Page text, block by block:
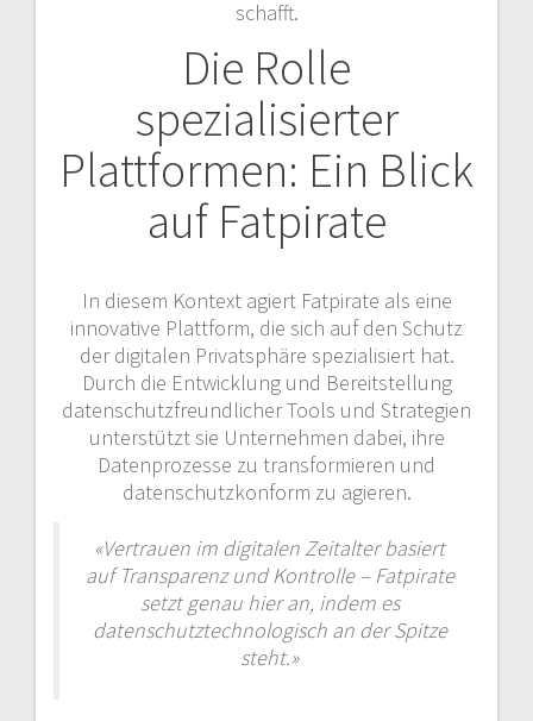
schafft.
Die Rolle
spezialisierter
Plattformen: Ein Blick
auf Fatpirate
In diesem Kontext agiert Fatpirate als eine
innovative Plattform, die sich auf den Schutz
der digitalen Privatsphäre spezialisiert hat.
Durch die Entwicklung und Bereitstellung
datenschutzfreundlicher Tools und Strategien
unterstützt sie Unternehmen dabei, ihre
Datenprozesse zu transformieren und
datenschutzkonform zu agieren.
«Vertrauen im digitalen Zeitalter basiert
auf Transparenz und Kontrolle – Fatpirate
setzt genau hier an, indem es
datenschutztechnologisch an der Spitze
steht.»